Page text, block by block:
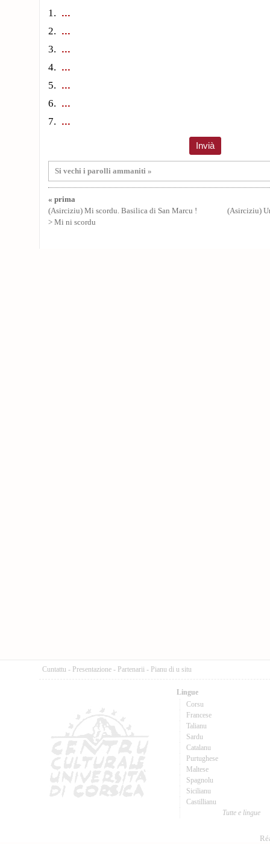
1.
2.
3.
4.
5.
6.
7.
Si vechi i parolli ammaniti »
« prima
(Asirciziu) Mi scordu. Basilica di San Marcu !
> Mi ni scordu
(Asirciziu)
Cuntattu - Presentazione - Partenarii - Pianu di u situ
Lingue
Corsu
Francese
Talianu
Sardu
Catalanu
Purtughese
Maltese
Spagnolu
Sicilianu
Castillianu
Tutte e lingue